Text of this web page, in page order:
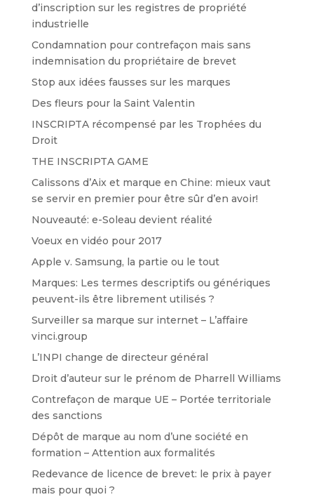
d’inscription sur les registres de propriété
industrielle
Condamnation pour contrefaçon mais sans
indemnisation du propriétaire de brevet
Stop aux idées fausses sur les marques
Des fleurs pour la Saint Valentin
INSCRIPTA récompensé par les Trophées du
Droit
THE INSCRIPTA GAME
Calissons d’Aix et marque en Chine: mieux vaut
se servir en premier pour être sûr d’en avoir!
Nouveauté: e-Soleau devient réalité
Voeux en vidéo pour 2017
Apple v. Samsung, la partie ou le tout
Marques: Les termes descriptifs ou génériques
peuvent-ils être librement utilisés ?
Surveiller sa marque sur internet – L’affaire
vinci.group
L’INPI change de directeur général
Droit d’auteur sur le prénom de Pharrell Williams
Contrefaçon de marque UE – Portée territoriale
des sanctions
Dépôt de marque au nom d’une société en
formation – Attention aux formalités
Redevance de licence de brevet: le prix à payer
mais pour quoi ?